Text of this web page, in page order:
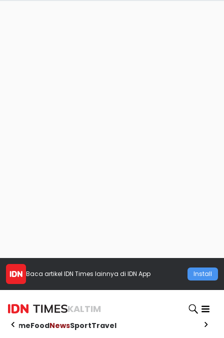
Baca artikel IDN Times lainnya di IDN App Install
KALTIM
HomeFoodNewsSportTravel